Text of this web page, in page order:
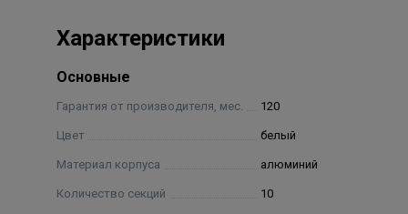
Характеристики
Основные
Гарантия от производителя, мес. 120
Цвет белый
Материал корпуса алюминий
Количество секций 10